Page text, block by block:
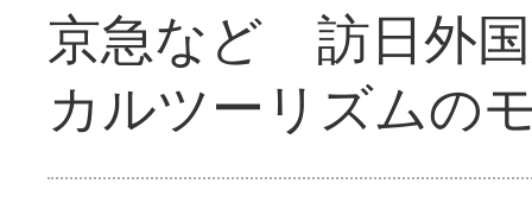
京急など 訪日外
カルツーリズムの